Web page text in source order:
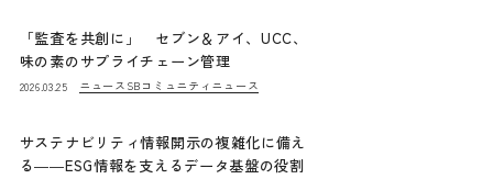
「監査を共創に」 セブン＆アイ、UCC、
味の素のサプライチェーン管理
2026.03.25 ニュース SBコミュニティニュース
サステナビリティ情報開示の複雑化に備え
る――ESG情報を支えるデータ基盤の役割